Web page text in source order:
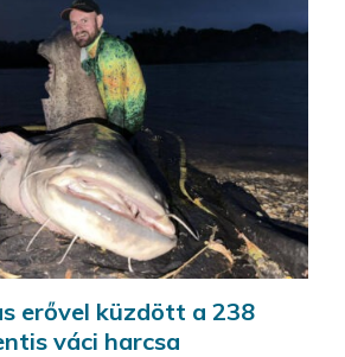
erővel küzdött a 238
váci harcsa